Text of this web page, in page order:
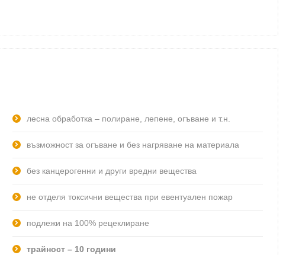
лесна обработка – полиране, лепене, огъване и т.н.
възможност за огъване и без нагряване на материала
без канцерогенни и други вредни вещества
не отделя токсични вещества при евентуален пожар
подлежи на 100% рецеклиране
трайност – 10 години